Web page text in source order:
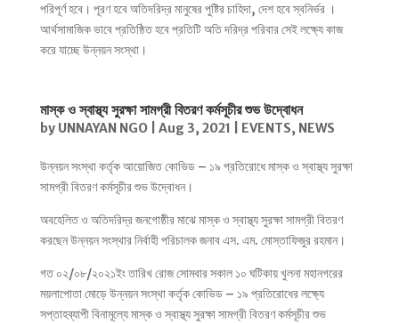
পরিপূর্ণ হবে। পূরণ হবে অতিদরিদ্র মানুষের পুষ্টির চাহিদা, দেশ হবে স্বনির্ভর ।
আর্থসামাজিক ভাবে প্রতিষ্ঠিত হবে প্রতিটি অতি দরিদ্র পরিবার সেই লক্ষ্যে কাজ
করে যাচ্ছে উন্নয়ন সংস্থা।
মাস্ক ও স্বাস্থ্য সুরক্ষা সামগ্রী বিতরণ কর্মসূচীর শুভ উদ্বোধন
by UNNAYAN NGO| Aug 3, 2021 EVENTS, NEWS
উন্নয়ন সংস্থা কর্তৃক আয়োজিত কোভিড – ১৯ প্রতিরোধে মাস্ক ও স্বাস্থ্য সুরক্ষা
সামগ্রী বিতরণ কর্মসূচীর শুভ উদ্বোধন।
অবহেলিত ও অতিদরিদ্র জনগোষ্ঠীর মাঝে মাস্ক ও স্বাস্থ্য সুরক্ষা সামগ্রী বিতরণ
করছেন উন্নয়ন সংস্থার নির্বাহী পরিচালক জনাব এস. এম. মোস্তাফিজুর রহমান।
গত ০২/০৮/২০২১ইং তারিখ রোজ সোমবার সকাল ১০ ঘটিকায় খুলনা মহানগরের
ময়লাপোতা মোড়ে উন্নয়ন সংস্থা কর্তৃক কোভিড – ১৯ প্রতিরোধের লক্ষ্যে
সপ্তাহব্যাপী বিনামূল্যে মাস্ক ও স্বাস্থ্য সুরক্ষা সামগ্রী বিতরণ কর্মসূচীর শুভ